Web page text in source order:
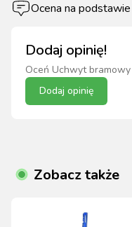
Dodaj opinię!
Oceń Uchwyt bramowy
Dodaj opinię
Ocena na podstawie
Zobacz także